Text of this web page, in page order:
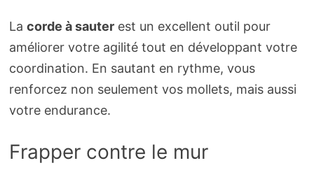
La corde à sauterest un excellent outil pour
améliorer votre agilité tout en développant votre
coordination. En sautant en rythme, vous
renforcez non seulement vos mollets, mais aussi
votre endurance.
Frapper contre le mur